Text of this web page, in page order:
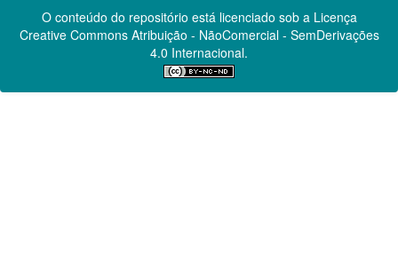
O conteúdo do repositório está licenciado sob a Licença
Creative CommonsAtribuição - NãoComercial - SemDerivações
4.0 Internacional.